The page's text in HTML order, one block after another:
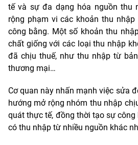
tế và sự đa dạng hóa nguồn thu
rộng phạm vi các khoản thu
công bằng. Một số khoản thu
chất giống với các loại thu nhập
đã chịu thuế, như thu nhập từ
thương mại…
Cơ quan này nhấn mạnh việc sửa
hướng mở rộng nhóm thu nhập
quát thực tế, đồng thời tạo sự
có thu nhập từ nhiều nguồn khác